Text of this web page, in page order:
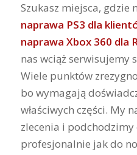
Szukasz miejsca, gdzie
naprawa PS3 dla
naprawa Xbox 360 dla
nas wciąż serwisujemy
Wiele punktów
bo wymagają
właściwych części. My
zlecenia i
profesjonalnie jak do